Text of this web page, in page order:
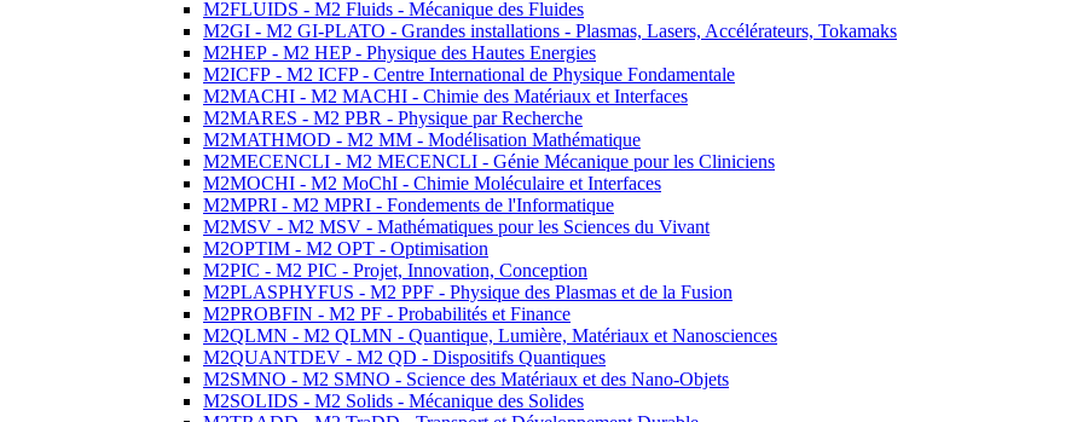
M2FLUIDS - M2 Fluids - Mécanique des Fluides
M2GI - M2 GI-PLATO - Grandes installations - Plasmas, Lasers, Accélérateurs, Tokamaks
M2HEP - M2 HEP - Physique des Hautes Energies
M2ICFP - M2 ICFP - Centre International de Physique Fondamentale
M2MACHI - M2 MACHI - Chimie des Matériaux et Interfaces
M2MARES - M2 PBR - Physique par Recherche
M2MATHMOD - M2 MM - Modélisation Mathématique
M2MECENCLI - M2 MECENCLI - Génie Mécanique pour les Cliniciens
M2MOCHI - M2 MoChI - Chimie Moléculaire et Interfaces
M2MPRI - M2 MPRI - Fondements de l'Informatique
M2MSV - M2 MSV - Mathématiques pour les Sciences du Vivant
M2OPTIM - M2 OPT - Optimisation
M2PIC - M2 PIC - Projet, Innovation, Conception
M2PLASPHYFUS - M2 PPF - Physique des Plasmas et de la Fusion
M2PROBFIN - M2 PF - Probabilités et Finance
M2QLMN - M2 QLMN - Quantique, Lumière, Matériaux et Nanosciences
M2QUANTDEV - M2 QD - Dispositifs Quantiques
M2SMNO - M2 SMNO - Science des Matériaux et des Nano-Objets
M2SOLIDS - M2 Solids - Mécanique des Solides